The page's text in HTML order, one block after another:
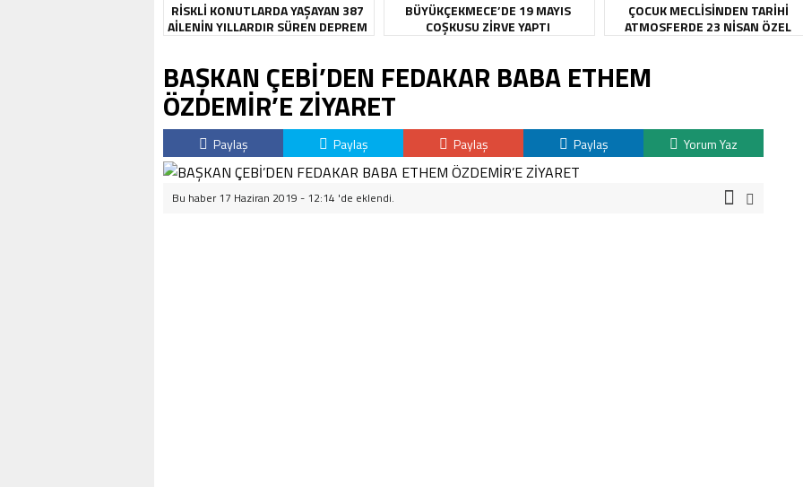
RİSKLİ KONUTLARDA YAŞAYAN 387
AİLENİN YILLARDIR SÜREN DEPREM
BÜYÜKÇEKMECE’DE 19 MAYIS
COŞKUSU ZİRVE YAPTI
ÇOCUK MECLİSİNDEN TARİHİ
ATMOSFERDE 23 NİSAN ÖZEL
BAŞKAN ÇEBİ’DEN FEDAKAR BABA ETHEM
ÖZDEMİR’E ZİYARET
Paylaş Paylaş Paylaş Paylaş Yorum Yaz
Bu haber 17 Haziran 2019 - 12:14 'de eklendi.